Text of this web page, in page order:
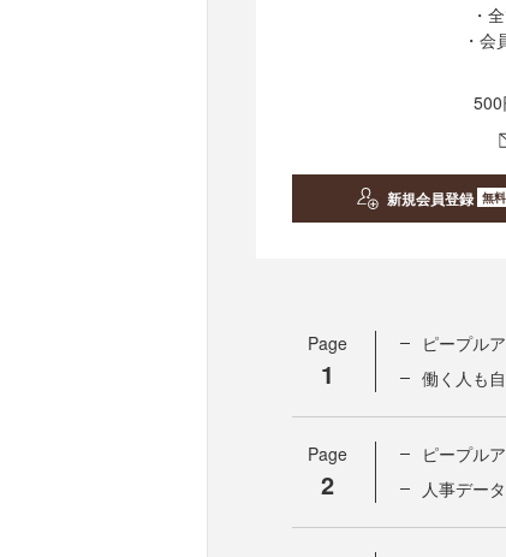
・
・
500
新規会員登録 無料
Page
1
ピープル
働く人も
Page
2
ピープル
人事デー